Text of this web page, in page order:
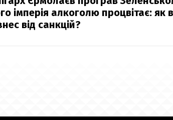
імперія алкоголю процвітає: як
від санкцій?